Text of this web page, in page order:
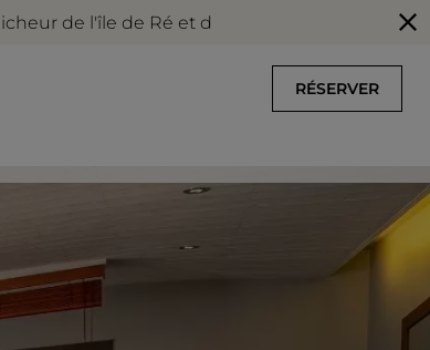
de Ré et de nos infrastructures climatisées.
RÉSERVER